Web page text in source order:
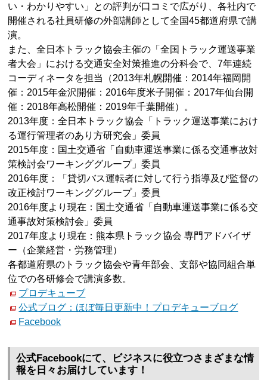
い・わかりやすい」との評判が口コミで広がり、各社内で
開催される社員研修の外部講師として全国45都道府県で講
演。
また、全日本トラック協会主催の「全国トラック運送事業
者大会」における交通安全対策推進の分科会で、7年連続
コーディネータを担当（2013年札幌開催：2014年福岡開
催：2015年金沢開催：2016年度米子開催：2017年仙台開
催：2018年高松開催：2019年千葉開催）。
2013年度：全日本トラック協会「トラック運送事業におけ
る運行管理者のあり方研究会」委員
2015年度：国土交通省「自動車運送事業に係る交通事故対
策検討会ワーキンググループ」委員
2016年度：「貸切バス運転者に対して行う指導及び監督の
改正検討ワーキンググループ」委員
2016年度より現在：国土交通省「自動車運送事業に係る交
通事故対策検討会」委員
2017年度より現在：熊本県トラック協会 専門アドバイザ
ー（企業経営・労務管理）
各都道府県のトラック協会や青年部会、支部や協同組合単
位での各研修会で講演多数。
プロデキューブ
公式ブログ：ほぼ毎日更新中！プロデキューブログ
Facebook
公式Facebookにて、ビジネスに役立つさまざまな情
報を日々お届けしています！